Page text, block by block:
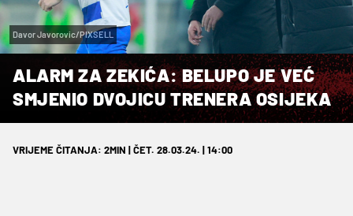
Davor Javorovic/PIXSELL
ALARM ZA ZEKIĆA: BELUPO JE VEĆ
SMJENIO DVOJICU TRENERA OSIJEKA
VRIJEME ČITANJA: 2MIN | ČET. 28.03.24. | 14:00